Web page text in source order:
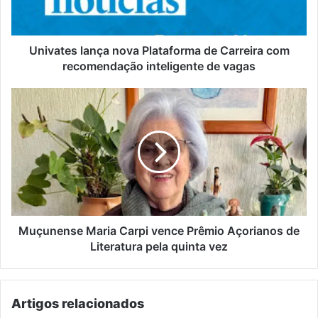
recomendação
inteligente
Univates lança nova Plataforma de Carreira com
recomendação inteligente de vagas
Muçunense
Carpi
vence
Prêmio
Açorianos
Literatura
pela
quinta
Muçunense Maria Carpi vence Prêmio Açorianos de
Literatura pela quinta vez
Artigos relacionados